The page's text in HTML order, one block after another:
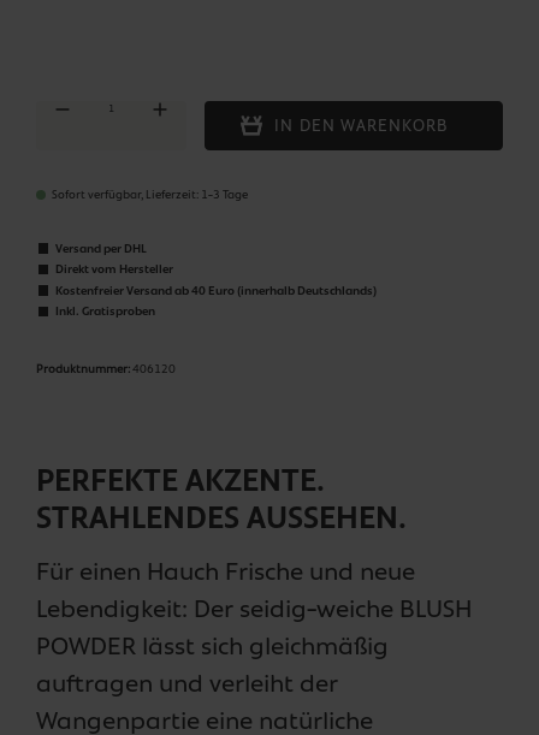
Sofort verfügbar, Lieferzeit: 1-3 Tage
Produkt Anzahl: Gib den gewünschten Wert ein oder benutze die Schaltflächen um die
IN DEN WARENKORB
Versand per DHL
Direkt vom Hersteller
Kostenfreier Versand ab 40 Euro (innerhalb Deutschlands)
Inkl. Gratisproben
Produktnummer: 406120
PERFEKTE AKZENTE.
STRAHLENDES AUSSEHEN.
Für einen Hauch Frische und neue
Lebendigkeit: Der seidig-weiche BLUSH
POWDER lässt sich gleichmäßig
auftragen und verleiht der
Wangenpartie eine natürliche